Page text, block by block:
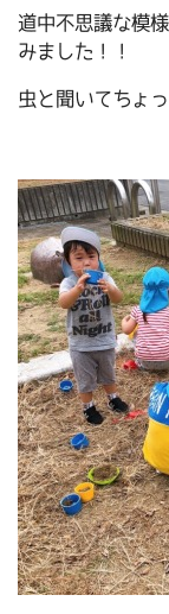
道中不思議な模
みました！！
虫と聞いてちょ